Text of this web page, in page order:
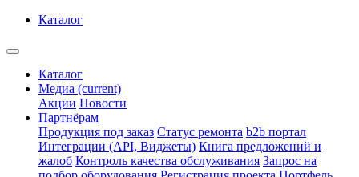
Каталог
Каталог
Медиа (current)
Акции Новости
Партнёрам
Продукция под заказ Статус ремонта b2b портал
Интеграции (API, Виджеты) Книга предложений и
жалоб Контроль качества обслуживания Запрос на